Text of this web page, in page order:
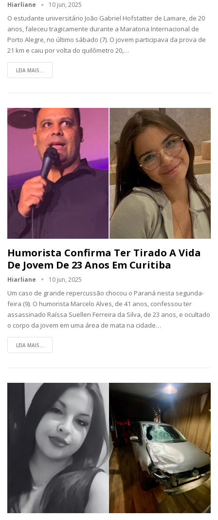
Hiarliane 10 jun, 2025
O estudante universitário João Gabriel Hofstatter de Lamare, de 20
anos, faleceu tragicamente durante a Maratona Internacional de
Porto Alegre, no último sábado (7). O jovem participava da prova de
21 km e caiu por volta do quilômetro 20,…
LEIA MAIS...
Humorista Confirma Ter Tirado A Vida
De Jovem De 23 Anos Em Curitiba
Hiarliane 10 jun, 2025
Um caso de grande repercussão chocou o Paraná nesta segunda-
feira (9). O humorista Marcelo Alves, de 41 anos, confessou ter
assassinado Raíssa Suellen Ferreira da Silva, de 23 anos, e ocultado
o corpo da jovem em uma área de mata na cidade…
LEIA MAIS...